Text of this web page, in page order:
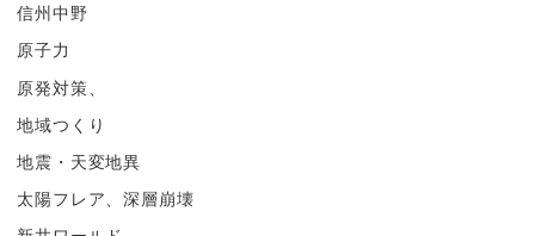
信州中野
原子力
原発対策、
地域つくり
地震・天変地異
太陽フレア、深層崩壊